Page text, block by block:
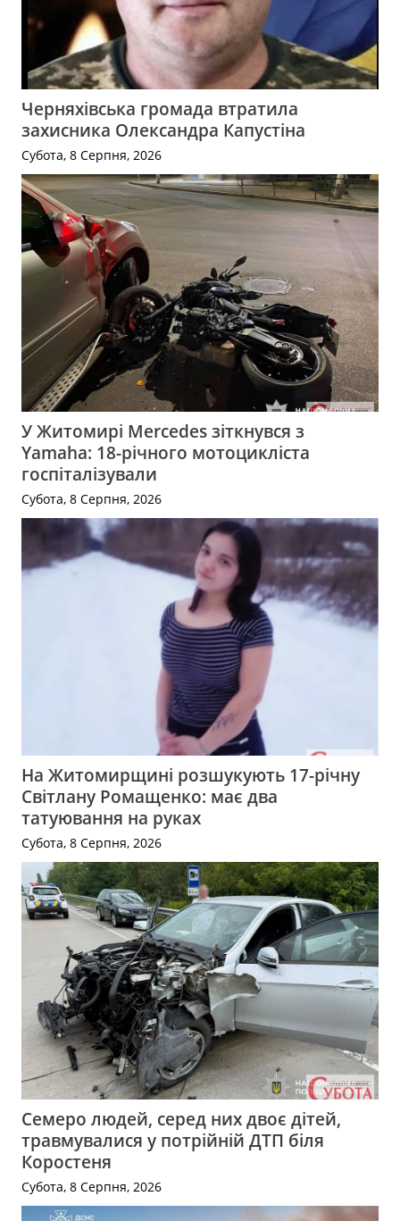
Черняхівська громада втратила
захисника Олександра Капустіна
Субота, 8 Серпня, 2026
У Житомирі Mercedes зіткнувся з
Yamaha: 18-річного мотоцикліста
госпіталізували
Субота, 8 Серпня, 2026
На Житомирщині розшукують 17-річну
Світлану Ромащенко: має два
татуювання на руках
Субота, 8 Серпня, 2026
Семеро людей, серед них двоє дітей,
травмувалися у потрійній ДТП біля
Коростеня
Субота, 8 Серпня, 2026